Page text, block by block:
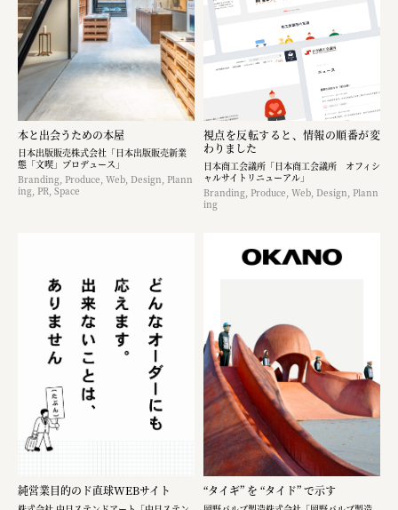
本と出会うための本屋
日本出版販売株式会社「日本出版販売新業
態「文喫」プロデュース」
Branding, Produce, Web, Design, Plann
ing, PR, Space
視点を反転すると、情報の順番が変
わりました
日本商工会議所「日本商工会議所 オフィシ
ャルサイトリニューアル」
Branding, Produce, Web, Design, Plann
ing
純営業目的のド直球WEBサイト “タイギ” を “タイド” で示す